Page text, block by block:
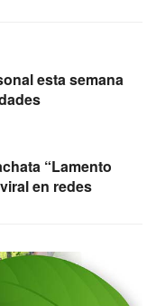
esta semana
“Lamento
en redes